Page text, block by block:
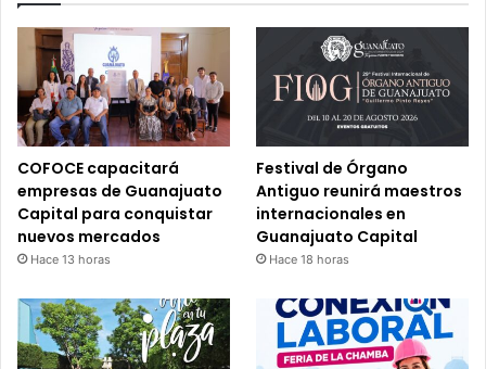
COFOCE capacitará
empresas de Guanajuato
Capital para conquistar
nuevos mercados
Hace 13 horas
Festival de Órgano
Antiguo reunirá maestros
internacionales en
Guanajuato Capital
Hace 18 horas